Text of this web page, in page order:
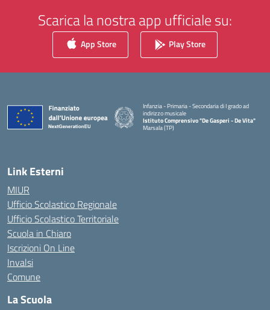
Scarica la nostra app ufficiale su:
App Store Play Store
Infanzia - Primaria - Secondaria di I grado ad
indirizzo musicale
Istituto Comprensivo "De Gasperi - De Vita"
Marsala (TP)
Link Esterni
MIUR
Ufficio Scolastico Regionale
Ufficio Scolastico Territoriale
Scuola in Chiaro
Iscrizioni On Line
Invalsi
Comune
La Scuola